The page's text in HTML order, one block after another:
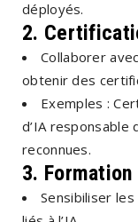
déployés.
2.
Collaborer
obtenir des
Exemples :
d’IA
reconnues.
3.
Sensibiliser